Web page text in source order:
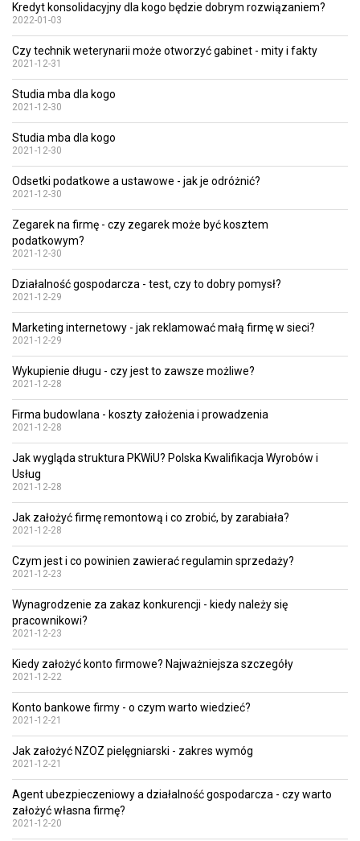
Kredyt konsolidacyjny dla kogo będzie dobrym rozwiązaniem?
2022-01-03
Czy technik weterynarii może otworzyć gabinet - mity i fakty
2021-12-31
Studia mba dla kogo
2021-12-30
Studia mba dla kogo
2021-12-30
Odsetki podatkowe a ustawowe - jak je odróżnić?
2021-12-30
Zegarek na firmę - czy zegarek może być kosztem
podatkowym?
2021-12-30
Działalność gospodarcza - test, czy to dobry pomysł?
2021-12-29
Marketing internetowy - jak reklamować małą firmę w sieci?
2021-12-29
Wykupienie długu - czy jest to zawsze możliwe?
2021-12-28
Firma budowlana - koszty założenia i prowadzenia
2021-12-28
Jak wygląda struktura PKWiU? Polska Kwalifikacja Wyrobów i
Usług
2021-12-28
Jak założyć firmę remontową i co zrobić, by zarabiała?
2021-12-28
Czym jest i co powinien zawierać regulamin sprzedaży?
2021-12-23
Wynagrodzenie za zakaz konkurencji - kiedy należy się
pracownikowi?
2021-12-23
Kiedy założyć konto firmowe? Najważniejsza szczegóły
2021-12-22
Konto bankowe firmy - o czym warto wiedzieć?
2021-12-21
Jak założyć NZOZ pielęgniarski - zakres wymóg
2021-12-21
Agent ubezpieczeniowy a działalność gospodarcza - czy warto
założyć własna firmę?
2021-12-20